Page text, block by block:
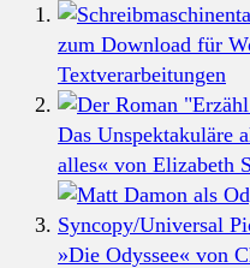
zum Download für
Textverarbeitungen
Das Unspektakuläre
alles« von Elizabeth
»Die Odyssee« von